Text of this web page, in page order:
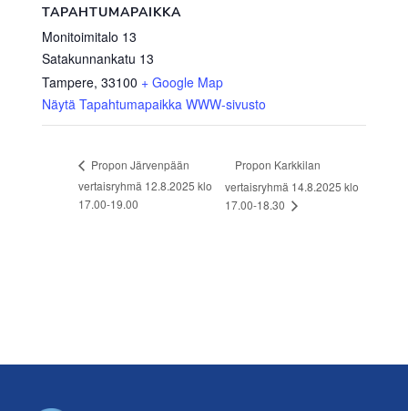
TAPAHTUMAPAIKKA
Monitoimitalo 13
Satakunnankatu 13
Tampere, 33100 + Google Map
Näytä Tapahtumapaikka WWW-sivusto
Propon Järvenpään
vertaisryhmä 12.8.2025 klo
17.00-19.00
Propon Karkkilan
vertaisryhmä 14.8.2025 klo
17.00-18.30